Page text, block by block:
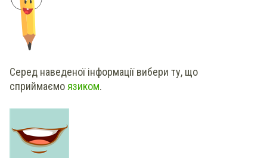
Серед наведеної інформаціївибери ту, що
сприймаємо язиком.